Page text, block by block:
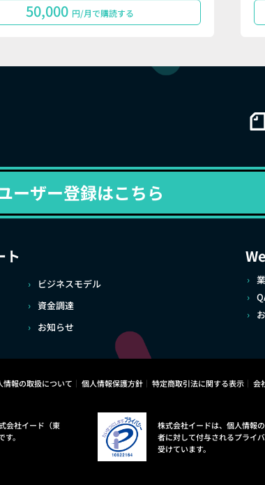
50,000 円/月で購読する
ーザー登録はこちら
ト
ビジネスモデル
資金調達
お知らせ
情報の取扱について 個人情報保護方針 特定商取引法に関する表示 会
会社イード（東
。
株式会社イードは、個人情報
者に対して付与されるプライ
受けています。